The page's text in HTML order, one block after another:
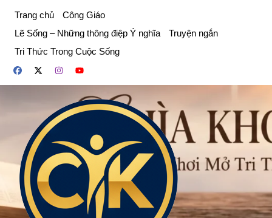
phần
dung
Trang chủ
Công Giáo
Lẽ Sống – Những thông điệp Ý nghĩa
Truyện ngắn
Tri Thức Trong Cuộc Sống